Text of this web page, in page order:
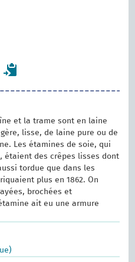
et la trame sont en laine
lisse, de laine pure ou de
Les étamines de soie, qui
étaient des crêpes lisses dont
tordue que dans les
plus en 1862. On
brochées et
ait eu une armure